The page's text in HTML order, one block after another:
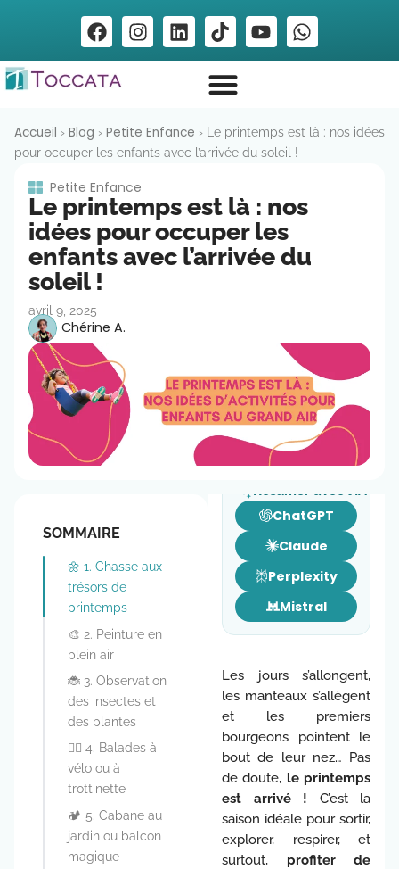
Accueil › Blog › Petite Enfance › Le printemps est là : nos idées
pour occuper les enfants avec l’arrivée du soleil !
Petite Enfance
Le printemps est là : nos
idées pour occuper les
enfants avec l’arrivée du
soleil !
avril 9, 2025
Chérine A.
SOMMAIRE
🌼 1. Chasse aux
trésors de
printemps
🎨 2. Peinture en
plein air
🐞 3. Observation
des insectes et
des plantes
🚴‍♀️ 4. Balades à
vélo ou à
trottinette
🏕️ 5. Cabane au
jardin ou balcon
magique
3 minutes de lecture
Résumer avec l’IA
ChatGPT
Claude
Perplexity
Mistral
Les jours s’allongent,
les manteaux s’allègent
et les premiers
bourgeons pointent le
bout de leur nez… Pas
de doute, le printemps
est arrivé ! C’est la
saison idéale pour sortir,
explorer, respirer, et
surtout, profiter de